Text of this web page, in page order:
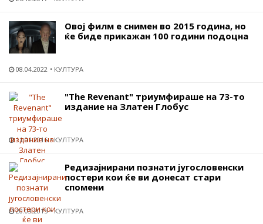
Овој филм е снимен во 2015 година, но
ќе биде прикажан 100 години подоцна
08.04.2022 КУЛТУРА
"Тhe Revenant" триумфираше на 73-то
издание на Златен Глобус
11.01.2016 КУЛТУРА
Редизајнирани познати југословенски
постери кои ќе ви донесат стари
спомени
20.03.2015 КУЛТУРА